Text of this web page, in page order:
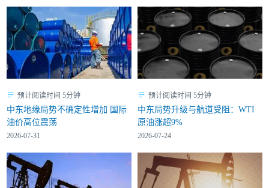
预计阅读时间 5分钟
中东地缘局势不确定性增加 国际
油价高位震荡
2026-07-31
预计阅读时间 5分钟
中东局势升级与航道受阻：WTI
原油涨超9%
2026-07-24